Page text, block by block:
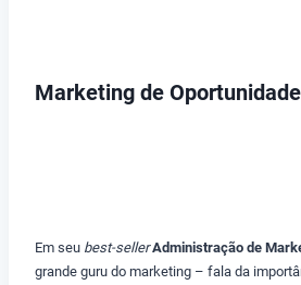
Marketing de
Em seu best-seller Administração de
grande guru do marketing – fala da